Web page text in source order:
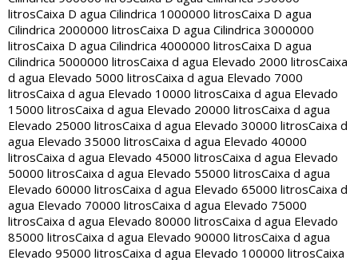
litrosCaixa D agua Cilindrica 1000000 litrosCaixa D agua
Cilindrica 2000000 litrosCaixa D agua Cilindrica 3000000
litrosCaixa D agua Cilindrica 4000000 litrosCaixa D agua
Cilindrica 5000000 litrosCaixa d agua Elevado 2000 litrosCaixa
d agua Elevado 5000 litrosCaixa d agua Elevado 7000
litrosCaixa d agua Elevado 10000 litrosCaixa d agua Elevado
15000 litrosCaixa d agua Elevado 20000 litrosCaixa d agua
Elevado 25000 litrosCaixa d agua Elevado 30000 litrosCaixa d
agua Elevado 35000 litrosCaixa d agua Elevado 40000
litrosCaixa d agua Elevado 45000 litrosCaixa d agua Elevado
50000 litrosCaixa d agua Elevado 55000 litrosCaixa d agua
Elevado 60000 litrosCaixa d agua Elevado 65000 litrosCaixa d
agua Elevado 70000 litrosCaixa d agua Elevado 75000
litrosCaixa d agua Elevado 80000 litrosCaixa d agua Elevado
85000 litrosCaixa d agua Elevado 90000 litrosCaixa d agua
Elevado 95000 litrosCaixa d agua Elevado 100000 litrosCaixa